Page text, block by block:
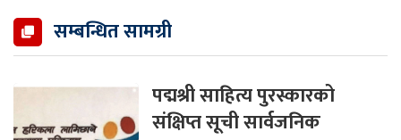
सम्बन्धित सामग्री
पद्मश्री साहित्य पुरस्कारको
संक्षिप्त सूची सार्वजनिक